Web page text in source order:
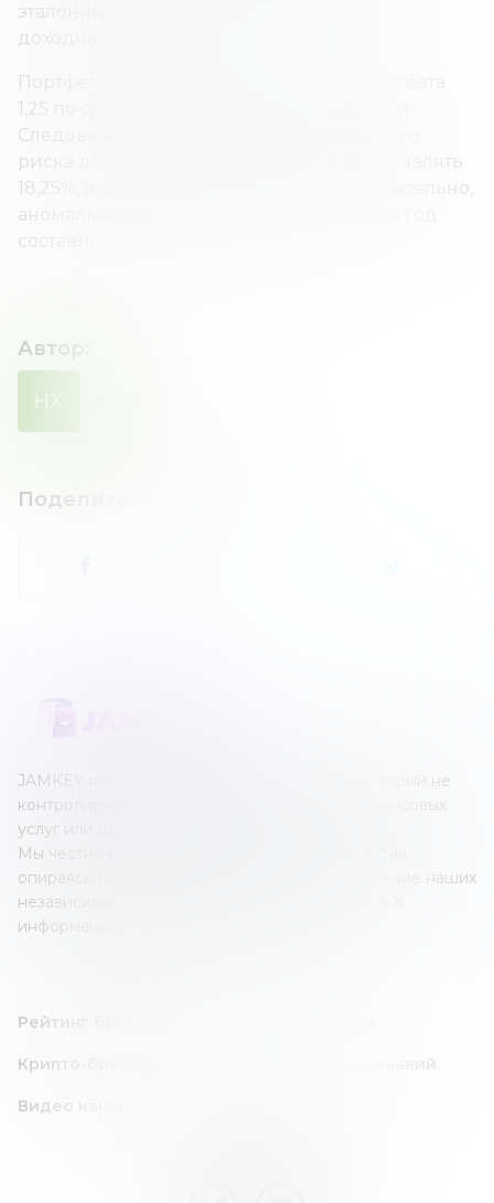
эталонный индекс имеет ожидаемую
доходность 15%.
Портфель инвестора вернул 25 % и имел бета
1,25 по сравнению с эталонным индексом.
Следовательно, с учетом суммы принятого
риска доходность портфеля должна составлять
18,25%, или (2% + 1,25 x (15% - 2%)). Следовательно,
аномальная доходность за предыдущий год
составила 6,75% или 25-18,25%.
Автор
НХ
Поделиться новостью
JAMKEY является независимым ресурсом, который не
контролируется каким-либо оператором финансовых
услуг или другим учреждением.
Мы честно создаем наши обзоры и руководства,
опираясь только на собственные знания и мнение наших
независимых экспертов; все это создано лишь в
информационных целях.
Рейтинг брокеров
Крипто-брокеры
Видео канал